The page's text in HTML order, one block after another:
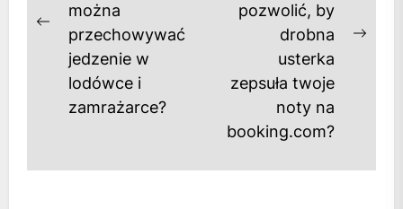
Previous
post:
można
przechowywać
jedzenie w
lodówce i
zamrażarce?
pozwolić, by
drobna
usterka
zepsuła twoje
noty na
booking.com?